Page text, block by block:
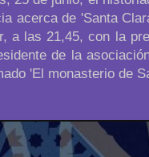
acerca de 'Santa
a las 21,45, con la
de la
'El monasterio de